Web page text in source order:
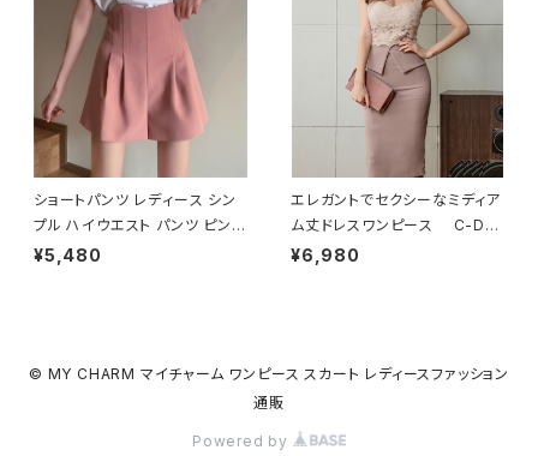
ー ブラック セーター C-TSS
ショートパンツ レディース シン
プル ハイウエスト パンツ ピンク
ライトパープル ホワイト キュロ
¥5,480
エレガントでセクシーなミディア
ム丈ドレスワンピース C-DS
S1004
¥6,980
© MY CHARM マイチャーム ワンピース スカート レディースファッション
通販
Powered by